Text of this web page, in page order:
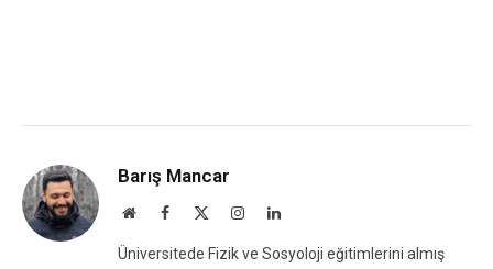
Barış Mancar
WebsiteFacebook InstagramLinkedIn
Üniversitede Fizik ve Sosyoloji eğitimlerini almış